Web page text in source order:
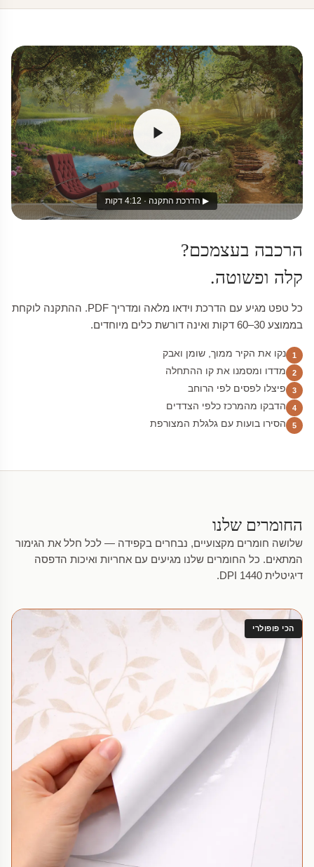
▶ הדרכת התקנה · 4:12 דקות
הרכבה בעצמכם?
קלה ופשוטה.
כל טפט מגיע עם הדרכת וידאו מלאה ומדריך PDF. ההתקנה לוקחת
בממוצע 30–60 דקות ואינה דורשת כלים מיוחדים.
1 נקו את הקיר ממוך, שומן ואבק
2 מדדו ומסמנו את קו ההתחלה
3 פיצלו לפסים לפי הרוחב
4 הדבקו מהמרכז כלפי הצדדים
5 הסירו בועות עם גלגלת המצורפת
החומרים שלנו
שלושה חומרים מקצועיים, נבחרים בקפידה — לכל חלל את הגימור
המתאים. כל החומרים שלנו מגיעים עם אחריות ואיכות הדפסה
דיגיטלית 1440 DPI.
הכי פופולרי